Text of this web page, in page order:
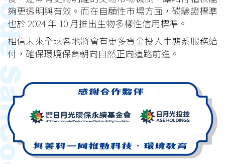
夠更透明與有效。而在自願性市場方面，碳驗證標準
也於 2024 年 10 月推出生物多樣性信用標準。
相信未來全球各地將會有更多資金投入生態系服務給
付，確保環境保育朝向自然正向道路前進。